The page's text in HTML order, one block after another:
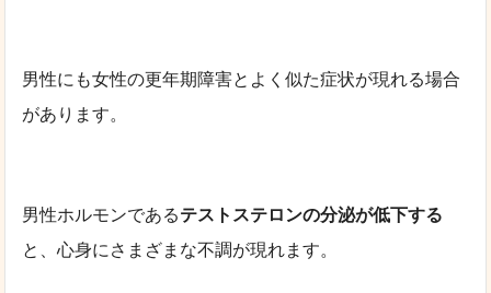
男性にも女性の更年期障害とよく似た症状が現れる場合
があります。
男性ホルモンであるテストステロンの分泌が低下する
と、心身にさまざまな不調が現れます。